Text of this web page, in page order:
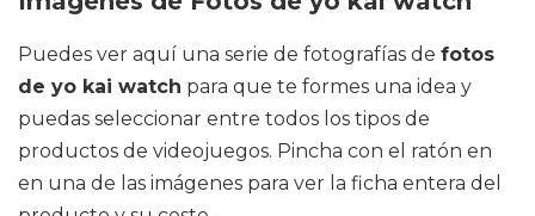
Puedes ver aquí una serie de fotografías de fotos
de yo kai watch para que te formes una idea y
puedas seleccionar entre todos los tipos de
productos de videojuegos. Pincha con el ratón en
en una de las imágenes para ver la ficha entera del